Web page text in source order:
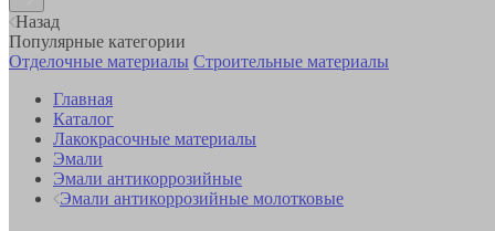
Назад
Популярные категории
Отделочные материалы Строительные материалы
Главная
Каталог
Лакокрасочные материалы
Эмали
Эмали антикоррозийные
Эмали антикоррозийные молотковые